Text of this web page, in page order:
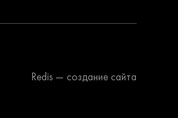
Redis — создание сайта